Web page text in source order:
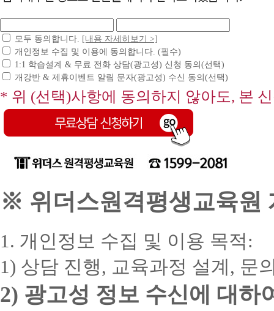
모두 동의합니다.
[내용 자세히보기 >]
개인정보 수집 및 이용에 동의합니다. (필수)
1:1 학습설계 & 무료 전화 상담(광고성) 신청 동의(선택)
개강반 & 제휴이벤트 알림 문자(광고성) 수신 동의(선택)
* 위 (선택)사항에 동의하지 않아도, 본
※ 위더스원격평생교육원
1. 개인정보 수집 및 이용 목적:
1) 상담 진행, 교육과정 설계, 문
2) 광고성 정보 수신에 대하